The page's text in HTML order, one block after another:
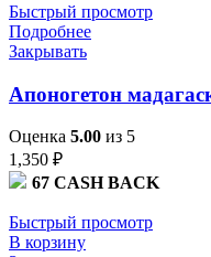
Быстрый просмотр
Подробнее
Закрывать
Апоногетон
Оценка 5.00 из 5
1,350 ₽
67 CASH BACK
Быстрый просмотр
В корзину